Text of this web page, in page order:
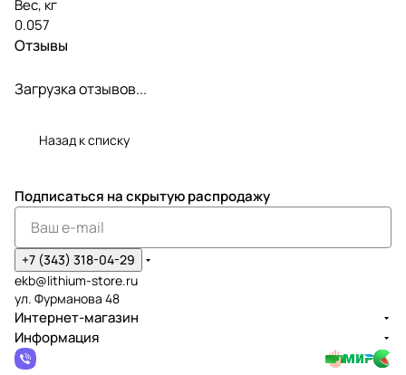
Вес, кг
0.057
Отзывы
Загрузка отзывов...
Назад к списку
Подписаться на скрытую распродажу
+7 (343) 318-04-29
ekb@lithium-store.ru
ул. Фурманова 48
Интернет-магазин
Информация